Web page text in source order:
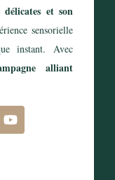
délicates et son
sensorielle
instant. Avec
alliant